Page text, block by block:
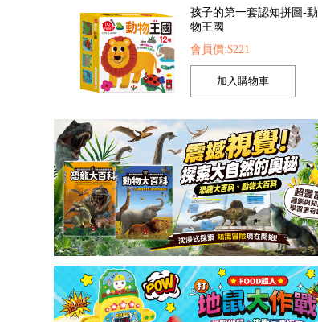
孩子的第一套認知拼圖-動
物王國
會員價:$221